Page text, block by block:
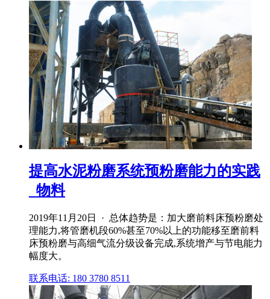
提高水泥粉磨系统预粉磨能力的实践
_物料
2019年11月20日 · 总体趋势是：加大磨前料床预粉磨处
理能力,将管磨机段60%甚至70%以上的功能移至磨前料
床预粉磨与高细气流分级设备完成,系统增产与节电能力
幅度大。
联系电话: 180 3780 8511